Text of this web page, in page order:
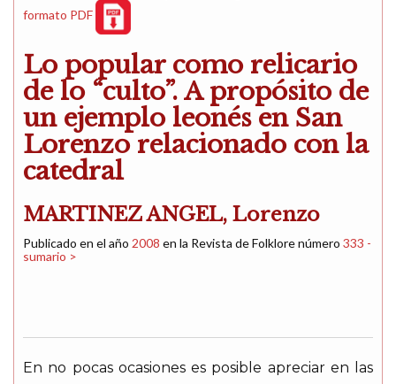
formato PDF
Lo popular como relicario
de lo “culto”. A propósito de
un ejemplo leonés en San
Lorenzo relacionado con la
catedral
MARTINEZ ANGEL, Lorenzo
Publicado en el año 2008 en la Revista de Folklore número 333 -
sumario >
En no pocas ocasiones es posible apreciar en las